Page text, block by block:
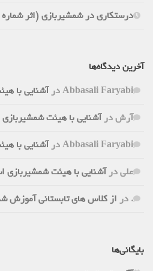
درستکاری در شمشیربازی (اثر شماره 852)
آخرین دیدگاه‌ها
Abbasali Faryabiدرآشنایی با
آرشدرآشنایی با هیئت شمشیربازی
Abbasali Faryabiدرآشنایی با
علیدرآشنایی با هیئت شمشیربازی
.دراز کلاس های تابستانی آموزش
بایگانی‌ها